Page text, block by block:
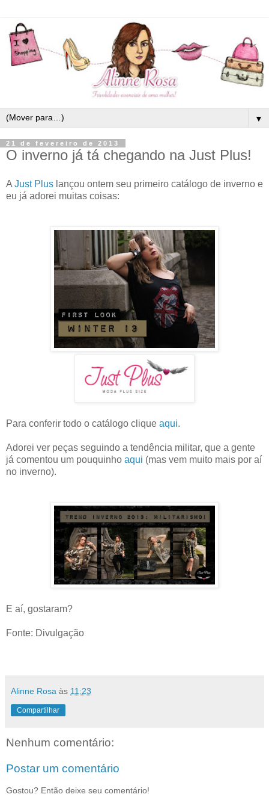
▼
21 de fevereiro de 2013
O inverno já tá chegando na Just Plus!
A Just Plus lançou ontem seu primeiro catálogo de inverno e
eu já adorei muitas coisas:
Para conferir todo o catálogo clique aqui.
Adorei ver peças seguindo a tendência militar, que a gente
já comentou um pouquinho aqui (mas vem muito mais por aí
no inverno).
E aí, gostaram?
Fonte: Divulgação
Alinne Rosa às 11:23
Compartilhar
Nenhum comentário:
Postar um comentário
Gostou? Então deixe seu comentário!